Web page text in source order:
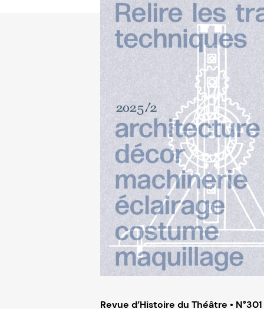
Revue d’Histoire du Théâtre • N°301